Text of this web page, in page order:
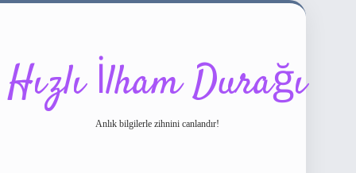
Hızlı İlham Durağı
Anlık bilgilerle zihnini canlandır!